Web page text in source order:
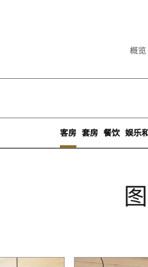
概览
客房 套房 餐饮 娱乐